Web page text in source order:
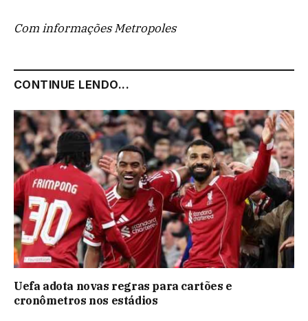
Com informações Metropoles
CONTINUE LENDO...
Uefa adota novas regras para cartões e
cronômetros nos estádios